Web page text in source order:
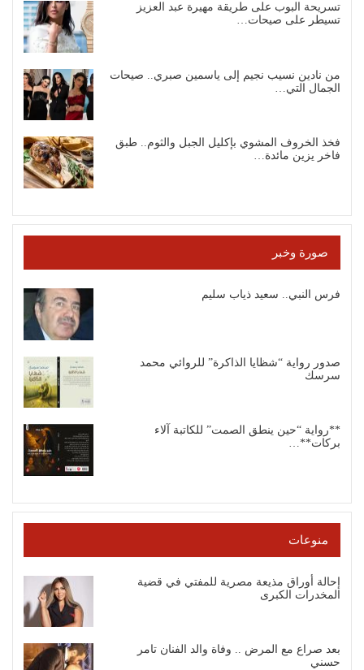
تسريحة البوب على طريقة مهيرة عبد العزيز
تسيطر على صيحات…
من نادين نسيب نجيم إلى ياسمين صبري.. صيحات
الجمال التي…
فخذ الخروف المشوي بإكليل الجبل والثوم.. طبق
فاخر يزين مائدة…
صورة وخبر
فرس النبي.. سعيد ذياب سليم
صدور رواية “شظايا الذاكرة” للروائي محمد
سرسك
**رواية “حين ينطق الصمت” للكاتبة آلاء
بركات**…
منوعات
إحالة أوراق مذيعة مصرية للمفتي في قضية
المخدرات الكبرى
بعد صراع مع المرض .. وفاة والد الفنان تامر
حسني